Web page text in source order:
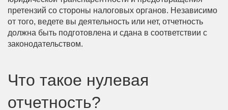
претензий со стороны налоговых органов. Независимо
от того, ведете вы деятельность или нет, отчетность
должна быть подготовлена и сдана в соответствии с
законодательством.
Что такое нулевая
отчетность?